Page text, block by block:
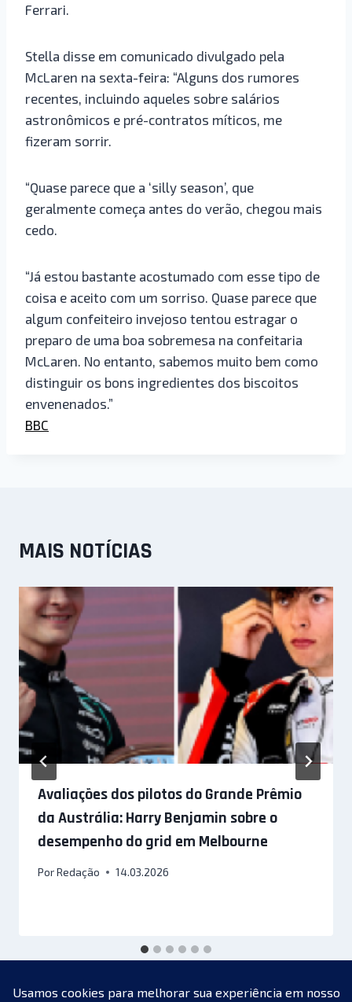
Ferrari.
Stella disse em comunicado divulgado pela
McLaren na sexta-feira: “Alguns dos rumores
recentes, incluindo aqueles sobre salários
astronômicos e pré-contratos míticos, me
fizeram sorrir.
“Quase parece que a ‘silly season’, que
geralmente começa antes do verão, chegou mais
cedo.
“Já estou bastante acostumado com esse tipo de
coisa e aceito com um sorriso. Quase parece que
algum confeiteiro invejoso tentou estragar o
preparo de uma boa sobremesa na confeitaria
McLaren. No entanto, sabemos muito bem como
distinguir os bons ingredientes dos biscoitos
envenenados.”
BBC
MAIS NOTÍCIAS
Avaliações dos pilotos do Grande Prêmio
da Austrália: Harry Benjamin sobre o
desempenho do grid em Melbourne
PorRedação 14.03.2026